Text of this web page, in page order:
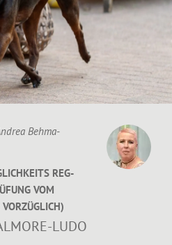
Behma-
REG-
VOM
LUDO